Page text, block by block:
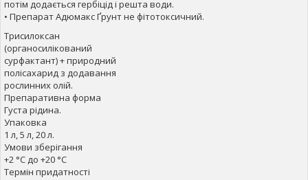
потім додається гербіцід і решта води.
• Препарат Адюмакс Ґрунт не фітотоксичний.
Трисилоксан
(органосилікований
сурфактант) + природний
полісахарид з додавання
рослинних олій.
Препаративна форма
Густа рідина.
Упаковка
1 л, 5 л, 20 л.
Умови зберігання
+2 °С до +20 °С
Термін придатності